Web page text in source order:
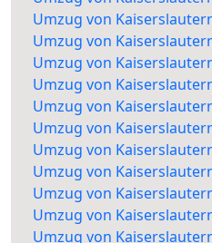
Umzug von
Umzug von
Umzug von
Umzug von
Umzug von
Umzug von
Umzug von
Umzug von
Umzug von
Umzug von
Umzug von